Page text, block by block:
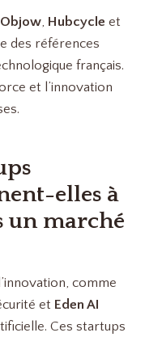
Objow, Hubcycle et
des références
français.
et l’innovation
elles à
un marché
comme
et Eden AI
Ces startups